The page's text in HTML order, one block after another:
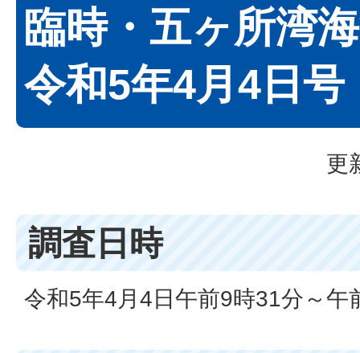
臨時・五ヶ所湾
令和5年4月4日号
更
調査日時
令和5年4月4日午前9時31分～午